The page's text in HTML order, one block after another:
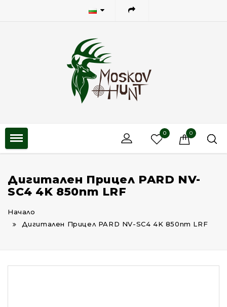
0 0
Дигитален Прицел PARD NV-
SC4 4K 850nm LRF
Начало
Дигитален Прицел PARD NV-SC4 4K 850nm LRF